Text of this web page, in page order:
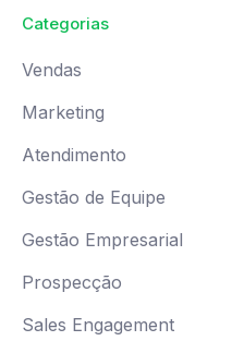
Categorias
Vendas
Marketing
Atendimento
Gestão de Equipe
Gestão Empresarial
Prospecção
Sales Engagement